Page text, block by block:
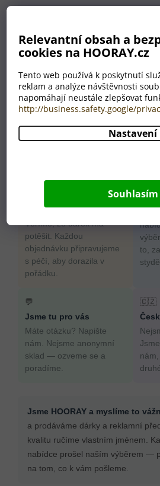
Relevantní obsah a
cookies na HOORAY.cz
Tento web používá k poskytnutí
reklam a analýze návštěvnosti
napomáhají neustále zlepšovat
http://business.safety.google/
Nastavení
Souhlasím
Včetně baterie
Ne
Množství a typ baterií
3×AAA
Hmotnost
35 g
Barva
zelená
Země původu
CN
babičky
Věříme, že dárek má
potěšit. Každou
objednávku připravujeme
s péčí, aby dorazila v
pořádku.
🎁
to,
💬
Jsme tu pro vás
Máte otázku? Napište
nám. Nejsme anonymní
sklad — ozveme se a
poradíme.
🇨🇿
Jsme HOORAY a myslíme to
a prodáváme dárky a reklamní
kvalitu ručíme vlastním jménem.
nabídce prošel naším výběrem —
na tom, co k vám pošleme.